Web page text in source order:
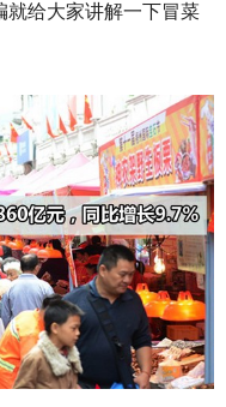
就给大家讲解一下冒菜